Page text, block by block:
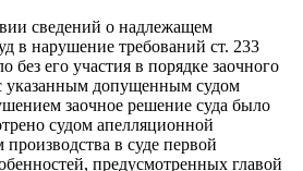
сведений о надлежащем
в нарушение требований ст. 233
его участия в порядке заочного
указанным допущенным судом
заочное решение суда было
судом апелляционной
в суде первой
предусмотренных главой